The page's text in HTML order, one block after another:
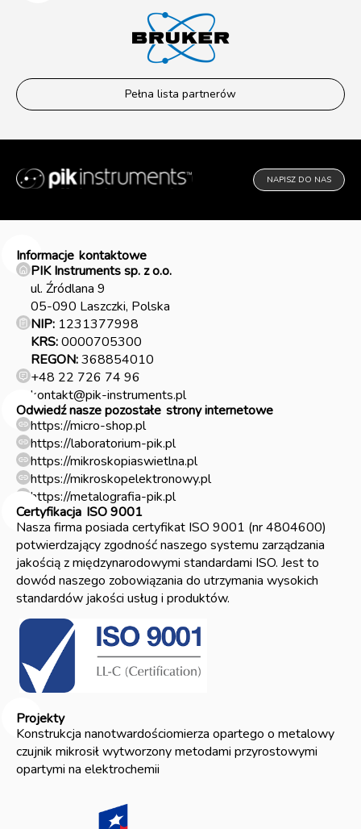
Pełna lista partnerów
NAPISZ DO NAS
Informacje kontaktowe
PIK Instruments sp. z o.o.
ul. Źródlana 9
05-090 Laszczki, Polska
NIP: 1231377998
KRS:0000705300
REGON:368854010
+48 22 726 74 96
kontakt@pik-instruments.pl
Odwiedź nasze pozostałe strony internetowe
https://micro-shop.pl
https://laboratorium-pik.pl
https://mikroskopiaswietlna.pl
https://mikroskopelektronowy.pl
https://metalografia-pik.pl
Certyfikacja ISO 9001
Nasza firma posiada certyfikat ISO 9001 (nr 4804600)
potwierdzający zgodność naszego systemu zarządzania
jakością z międzynarodowymi standardami ISO. Jest to
dowód naszego zobowiązania do utrzymania wysokich
standardów jakości usług i produktów.
Projekty
Konstrukcja nanotwardościomierza opartego o metalowy
czujnik mikrosił wytworzony metodami przyrostowymi
opartymi na elektrochemii